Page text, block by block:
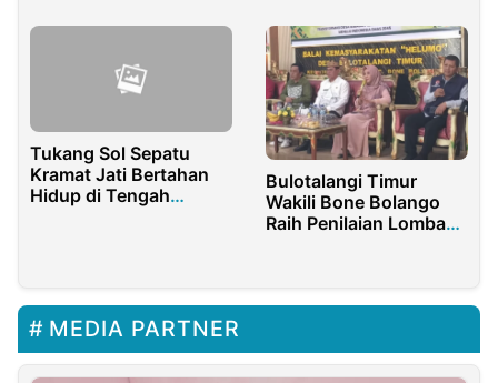
Tukang Sol Sepatu
Kramat Jati Bertahan
Hidup di Tengah
Bulotalangi Timur
Wakili Bone Bolango
Raih Penilaian Lomba
MEDIA PARTNER